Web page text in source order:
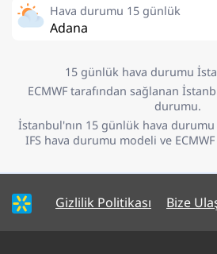
Hava durumu 15 günlük
Adana
15 günlük hava durumu
ECMWF tarafından sağlanan
durumu.
İstanbul'nın 15 günlük hava
IFS hava durumu modeli ve
Gizlilik Politikası Bize